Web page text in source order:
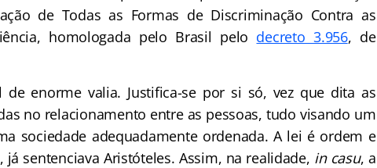
de Todas as Formas de Discriminação Contra as
homologada pelo Brasil pelo decreto 3.956, de
enorme valia. Justifica-se por si só, vez que dita as
no relacionamento entre as pessoas, tudo visando um
sociedade adequadamente ordenada. A lei é ordem e
sentenciava Aristóteles. Assim, na realidade, in casu, a